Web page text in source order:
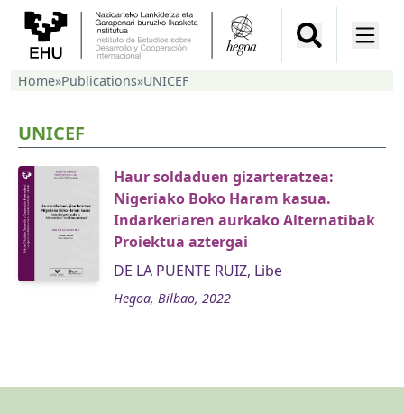
Home»Publications»UNICEF
UNICEF
Haur soldaduen gizarteratzea:
Nigeriako Boko Haram kasua.
Indarkeriaren aurkako Alternatibak
Proiektua aztergai
DE LA PUENTE RUIZ, Libe
Hegoa, Bilbao, 2022